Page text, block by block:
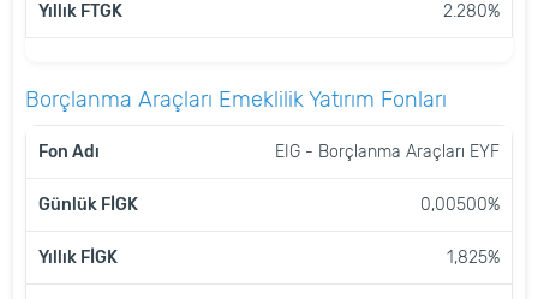
2.280%
Borçlanma Araçları Emeklilik Yatırım Fonları
FON
GÜNLÜK
YILLIK
EIG - Borçlanma Araçları EYF
0,00500%
1,825%